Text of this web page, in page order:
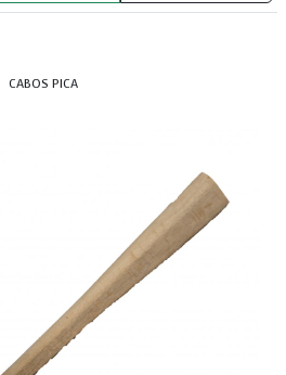
CABOS PICA